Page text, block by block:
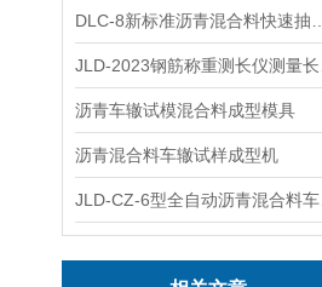
沥青车辙试模混合料成型模具
沥青混合料车辙试样成型机